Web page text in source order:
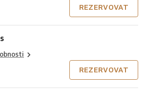
REZERVOVAT
REZERVOVAT